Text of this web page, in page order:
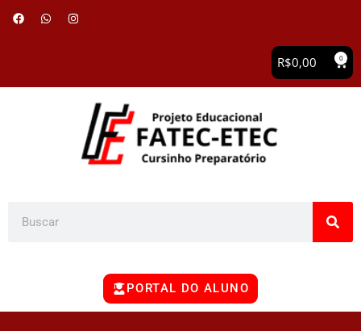
R$0,00 0
PORTAL DO ALUNO